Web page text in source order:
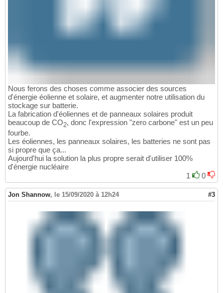
Nous ferons des choses comme associer des sources
d'énergie éolienne et solaire, et augmenter notre utilisation du
stockage sur batterie.
La fabrication d'éoliennes et de panneaux solaires produit
beaucoup de CO2, donc l'expression "zero carbone" est un peu
fourbe.
Les éoliennes, les panneaux solaires, les batteries ne sont pas
si propre que ça...
Aujourd'hui la solution la plus propre serait d'utiliser 100%
d'énergie nucléaire
1
0
Jon Shannow, le 15/09/2020 à 12h24 #3